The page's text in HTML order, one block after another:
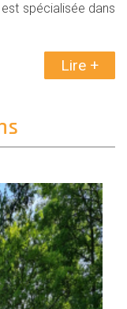
spécialisée dans
Lire +